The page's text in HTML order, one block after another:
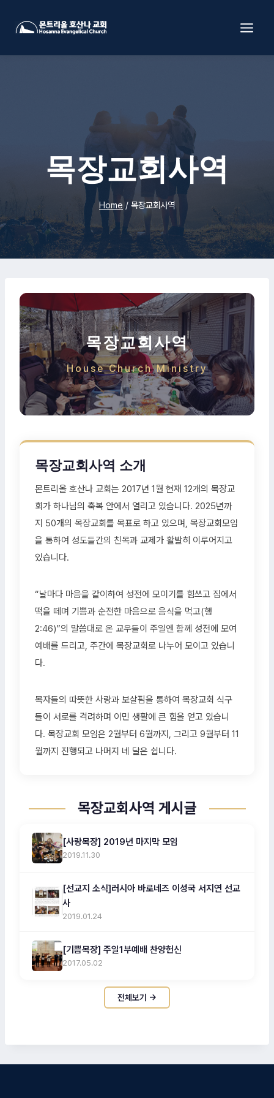
목장교회사역
Home / 목장교회사역
목장교회사역
House Church Ministry
목장교회사역 소개
몬트리올 호산나 교회는 2017년 1월 현재 12개의 목장교
회가 하나님의 축복 안에서 열리고 있습니다. 2025년까
지 50개의 목장교회를 목표로 하고 있으며, 목장교회모임
을 통하여 성도들간의 친목과 교제가 활발히 이루어지고
있습니다.
“날마다 마음을 같이하여 성전에 모이기를 힘쓰고 집에서
떡을 떼며 기쁨과 순전한 마음으로 음식을 먹고(행
2:46)”의 말씀대로 온 교우들이 주일엔 함께 성전에 모여
예배를 드리고, 주간에 목장교회로 나누어 모이고 있습니
다.
목자들의 따뜻한 사랑과 보살핌을 통하여 목장교회 식구
들이 서로를 격려하며 이민 생활에 큰 힘을 얻고 있습니
다. 목장교회 모임은 2월부터 6월까지, 그리고 9월부터 11
월까지 진행되고 나머지 네 달은 쉽니다.
목장교회사역 게시글
[사랑목장] 2019년 마지막 모임
2019.11.30
[선교지 소식]러시아 바로네즈 이성국 서지연 선교
사
2019.01.24
[기쁨목장] 주일1부예배 찬양헌신
2017.05.02
전체보기 →